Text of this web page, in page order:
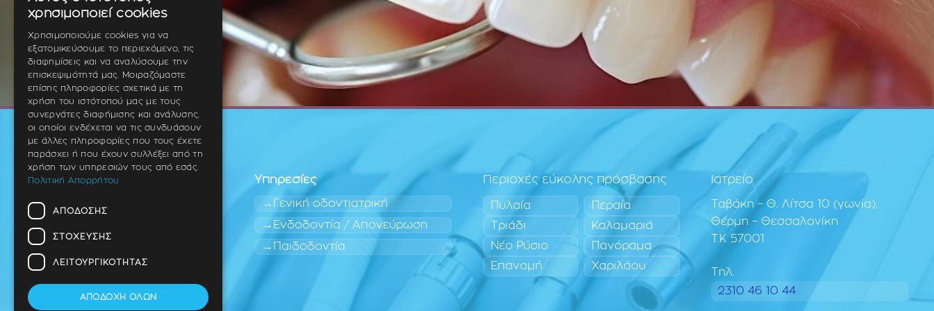
Οδοντίατρος Θέρμη (Ανατολική
Υπηρεσίες
Γενική οδοντιατρική
Ενδοδοντία / Απονεύρωση
Παιδοδοντία
Περιοχές εύκολης πρόσβασης
Πυλαία
Τριάδι
Νέο Ρύσιο
Επανομή
Περαία
Καλαμαριά
Πανόραμα
Χαριλάου
Ιατρείο
Ταβάκη – Θ. Λίτσα 10 (γωνία),
Θέρμη – Θεσσαλονίκη
T.K 57001
Τηλ.
2310 46 10 44
χρησιμοποιεί cookies
Χρησιμοποιούμε cookies για να
εξατομικεύσουμε το περιεχόμενο, τις
διαφημίσεις και να αναλύσουμε την
επισκεψιμότητά μας. Μοιραζόμαστε
επίσης πληροφορίες σχετικά με τη
χρήση του ιστότοπού μας με τους
συνεργάτες διαφήμισης και ανάλυσης,
οι οποίοι ενδέχεται να τις συνδυάσουν
με άλλες πληροφορίες που τους έχετε
παράσχει ή που έχουν συλλέξει από τη
χρήση των υπηρεσιών τους από εσάς.
Πολιτική Απορρήτου
ΑΠΌΔΟΣΗΣ
ΣΤΌΧΕΥΣΗΣ
ΛΕΙΤΟΥΡΓΙΚΌΤΗΤΑΣ
ΑΠΟΔΟΧΉ ΌΛΩΝ